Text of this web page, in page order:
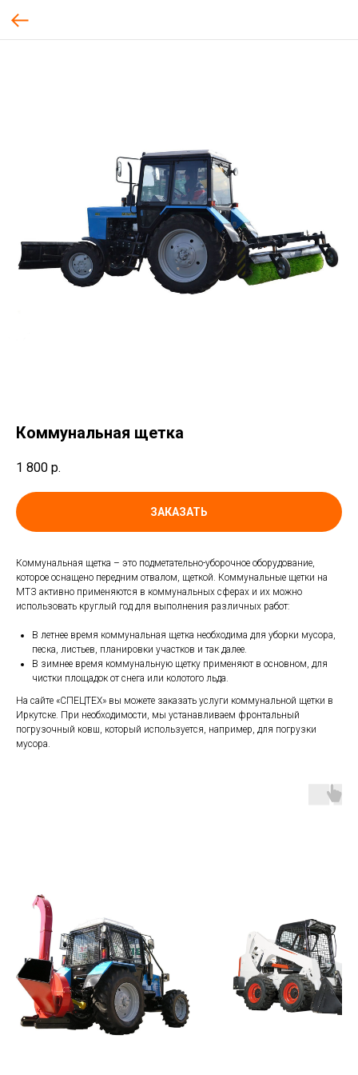
Коммунальная щетка
1 800 р.
ЗАКАЗАТЬ
Коммунальная щетка – это подметательно-уборочное оборудование,
которое оснащено передним отвалом, щеткой. Коммунальные щетки на
МТЗ активно применяются в коммунальных сферах и их можно
использовать круглый год для выполнения различных работ:
В летнее время коммунальная щетка необходима для уборки мусора,
песка, листьев, планировки участков и так далее.
В зимнее время коммунальную щетку применяют в основном, для
чистки площадок от снега или колотого льда.
На сайте «СПЕЦТЕХ» вы можете заказать услуги коммунальной щетки в
Иркутске. При необходимости, мы устанавливаем фронтальный
погрузочный ковш, который используется, например, для погрузки
мусора.